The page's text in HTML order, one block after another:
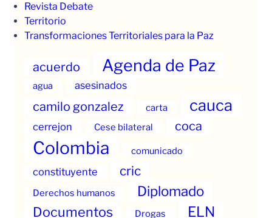
Revista Debate
Territorio
Transformaciones Territoriales para la Paz
acuerdo Agenda de Paz
agua asesinados
camilo gonzalez carta cauca
cerrejon Cese bilateral coca
Colombia comunicado
constituyente cric
Derechos humanos Diplomado
Documentos Drogas ELN